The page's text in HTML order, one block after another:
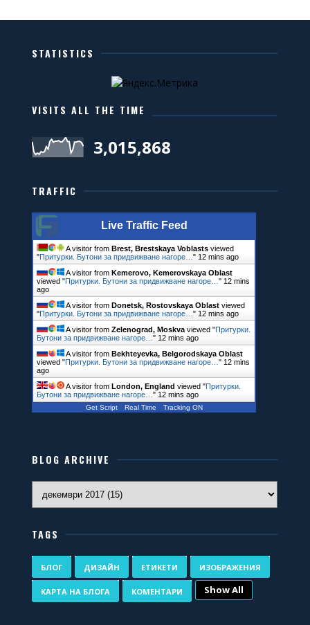
STATISTICS
VISITS ALL THE TIME
3,015,868
TRAFFIC
Live Traffic Feed
A visitor fromBrest, Brestskaya Voblasts viewed
"Притурки. Бутони за придвижване нагоре…" 12 mins ago
A visitor fromKemerovo, Kemerovskaya Oblast
viewed "Притурки. Бутони за придвижване нагоре…" 12 mins
ago
A visitor fromDonetsk, Rostovskaya Oblast viewed
"Притурки. Бутони за придвижване нагоре…" 12 mins ago
A visitor fromZelenograd, Moskva viewed "Притурки.
Бутони за придвижване нагоре…" 12 mins ago
A visitor fromBekhteyevka, Belgorodskaya Oblast
viewed "Притурки. Бутони за придвижване нагоре…" 12 mins
ago
A visitor fromLondon, England viewed "Притурки.
Бутони за придвижване нагоре…" 12 mins ago
Get Script Real Time Tracking ON
BLOG ARCHIVE
TAGS
БЛОГ ДИЗАЙН ЕТИКЕТИ ИЗОБРАЖЕНИЯ
КАРТА НА БЛОГА КОМЕНТАРИ Show All